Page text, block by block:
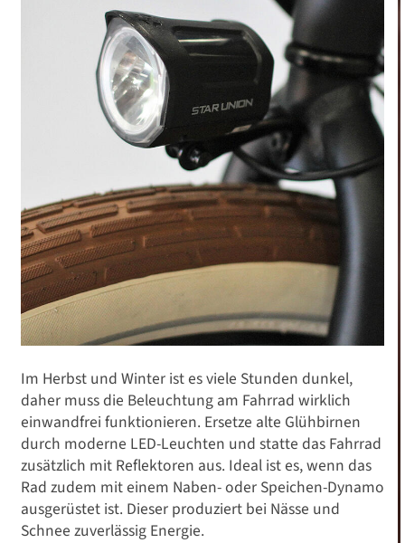
Im Herbst und Winter ist es viele Stunden dunkel,
daher muss die Beleuchtung am Fahrrad wirklich
einwandfrei funktionieren. Ersetze alte Glühbirnen
durch moderne LED-Leuchten und statte das Fahrrad
zusätzlich mit Reflektoren aus. Ideal ist es, wenn das
Rad zudem mit einem Naben- oder Speichen-Dynamo
ausgerüstet ist. Dieser produziert bei Nässe und
Schnee zuverlässig Energie.